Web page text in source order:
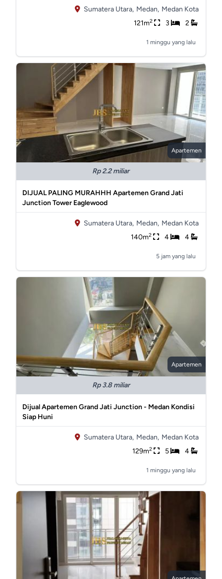
Sumatera Utara, Medan, Medan Kota
121m2 3 2
1 minggu yang lalu
Apartemen
Rp 2.2 miliar
DIJUAL PALING MURAHHH Apartemen Grand Jati
Junction Tower Eaglewood
Sumatera Utara, Medan, Medan Kota
140m2 4 4
5 jam yang lalu
Apartemen
Rp 3.8 miliar
Dijual Apartemen Grand Jati Junction - Medan Kondisi
Siap Huni
Sumatera Utara, Medan, Medan Kota
129m2 5 4
1 minggu yang lalu